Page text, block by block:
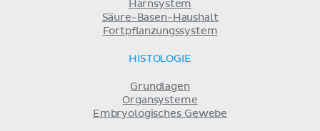
Harnsystem
Säure-Basen-Haushalt
Fortpflanzungssystem
HISTOLOGIE
Grundlagen
Organsysteme
Embryologisches Gewebe